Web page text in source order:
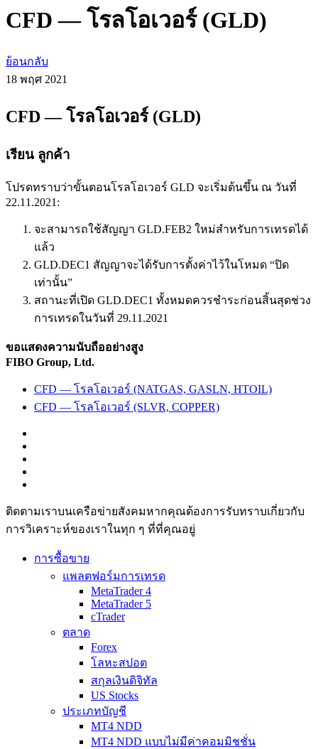
CFD — โรลโอเวอร์ (GLD)
ย้อนกลับ
18 พฤศ 2021
CFD — โรลโอเวอร์ (GLD)
เรียน ลูกค้า
โปรดทราบว่าขั้นตอนโรลโอเวอร์ GLD จะเริ่มต้นขึ้น ณ วันที่
22.11.2021:
จะสามารถใช้สัญญา GLD.FEB2 ใหม่สำหรับการเทรดได้
แล้ว
GLD.DEC1 สัญญาจะได้รับการตั้งค่าไว้ในโหมด “ปิด
เท่านั้น”
สถานะที่เปิด GLD.DEC1 ทั้งหมดควรชำระก่อนสิ้นสุดช่วง
การเทรดในวันที่ 29.11.2021
ขอแสดงความนับถืออย่างสูง
FIBO Group, Ltd.
CFD — โรลโอเวอร์ (NATGAS, GASLN, HTOIL)
CFD — โรลโอเวอร์ (SLVR, COPPER)
ติดตามเราบนเครือข่ายสังคมหากคุณต้องการรับทราบเกี่ยวกับ
การวิเ­คราะห์ของเราในทุก ๆ ที่ที่คุณอยู่
การซื้อขาย
แพลตฟอร์มการเทรด
MetaTrader 4
MetaTrader 5
cTrader
ตลาด
Forex
โลหะสปอต
สกุลเงินดิจิทัล
US Stocks
ประเภทบัญชี
MT4 NDD
MT4 NDD แบบไม่มีค่าคอมมิชชั่น